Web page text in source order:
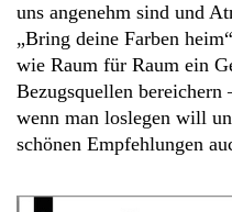
uns angenehm sind und
„Bring deine Farben
wie Raum für Raum ein
Bezugsquellen
wenn man loslegen will
schönen Empfehlungen